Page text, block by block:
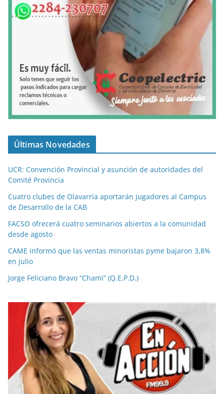
Últimas Novedades
UCR: Convención Provincial y asunción de autoridades del
Comité Provincia
Cuatro clubes de Olavarría aportarán jugadores al Campus
de Desarrollo de la CAB
FACSO ofrecerá cuatro seminarios abiertos a la comunidad
desde agosto
CAME informó que las ventas minoristas pyme bajaron 3,8%
en julio
Jorge Feliciano Bravo “Chami” (Q.E.P.D.)